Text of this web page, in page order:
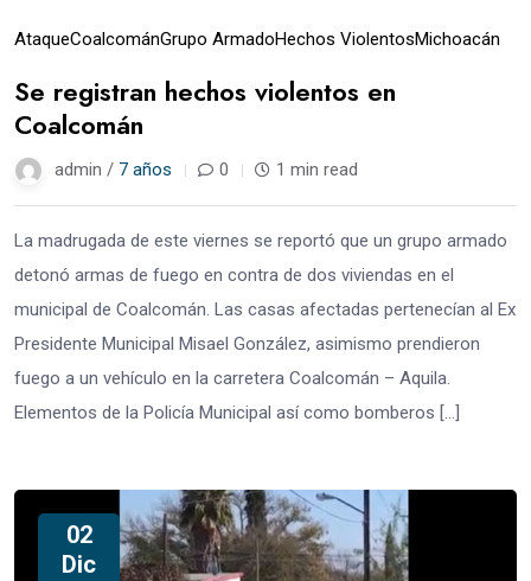
AtaqueCoalcománGrupo ArmadoHechos ViolentosMichoacán
Se registran hechos violentos en
Coalcomán
admin / 7 años 0 1 min read
La madrugada de este viernes se reportó que un grupo armado
detonó armas de fuego en contra de dos viviendas en el
municipal de Coalcomán. Las casas afectadas pertenecían al Ex
Presidente Municipal Misael González, asimismo prendieron
fuego a un vehículo en la carretera Coalcomán – Aquila.
Elementos de la Policía Municipal así como bomberos […]
02
Dic